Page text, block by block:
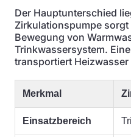
Der Hauptunterschied
Zirkulationspumpe
Bewegung von
Trinkwassersystem.
transportiert
Merkmal
Einsatzbereich